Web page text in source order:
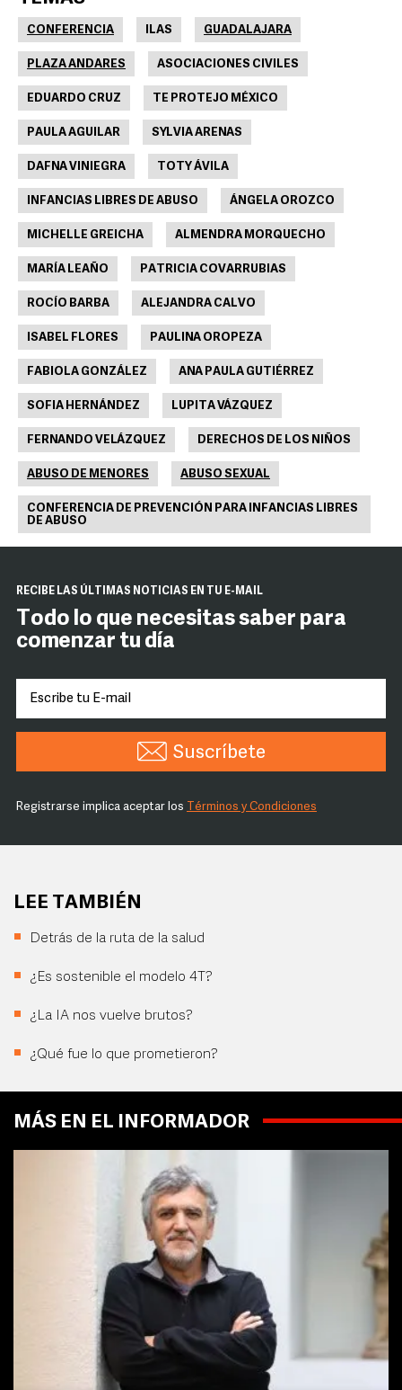
CONFERENCIA ILAS GUADALAJARA
PLAZA ANDARES ASOCIACIONES CIVILES
EDUARDO CRUZ TE PROTEJO MÉXICO
PAULA AGUILAR SYLVIA ARENAS
DAFNA VINIEGRA TOTY ÁVILA
INFANCIAS LIBRES DE ABUSO ÁNGELA OROZCO
MICHELLE GREICHA ALMENDRA MORQUECHO
MARÍA LEAÑO PATRICIA COVARRUBIAS
ROCÍO BARBA ALEJANDRA CALVO
ISABEL FLORES PAULINA OROPEZA
FABIOLA GONZÁLEZ ANA PAULA GUTIÉRREZ
SOFIA HERNÁNDEZ LUPITA VÁZQUEZ
FERNANDO VELÁZQUEZ DERECHOS DE LOS NIÑOS
ABUSO DE MENORES ABUSO SEXUAL
CONFERENCIA DE PREVENCIÓN PARA INFANCIAS LIBRES
DE ABUSO
RECIBE LAS ÚLTIMAS NOTICIAS EN TU E-MAIL
Todo lo que necesitas saber para
comenzar tu día
Suscríbete
Registrarse implica aceptar los Términos y Condiciones
LEE TAMBIÉN
Detrás de la ruta de la salud
¿Es sostenible el modelo 4T?
¿La IA nos vuelve brutos?
¿Qué fue lo que prometieron?
MÁS EN EL INFORMADOR